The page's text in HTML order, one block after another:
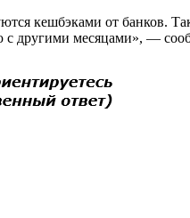
кешбэками от банков.
с другими месяцами», —